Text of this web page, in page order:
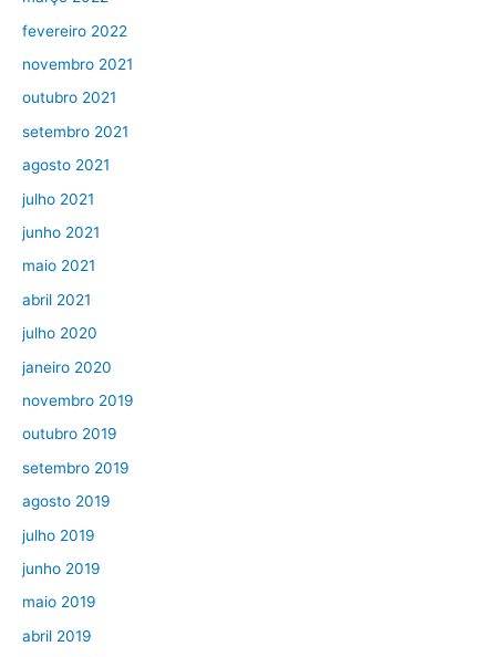
fevereiro 2022
novembro 2021
outubro 2021
setembro 2021
agosto 2021
julho 2021
junho 2021
maio 2021
abril 2021
julho 2020
janeiro 2020
novembro 2019
outubro 2019
setembro 2019
agosto 2019
julho 2019
junho 2019
maio 2019
abril 2019